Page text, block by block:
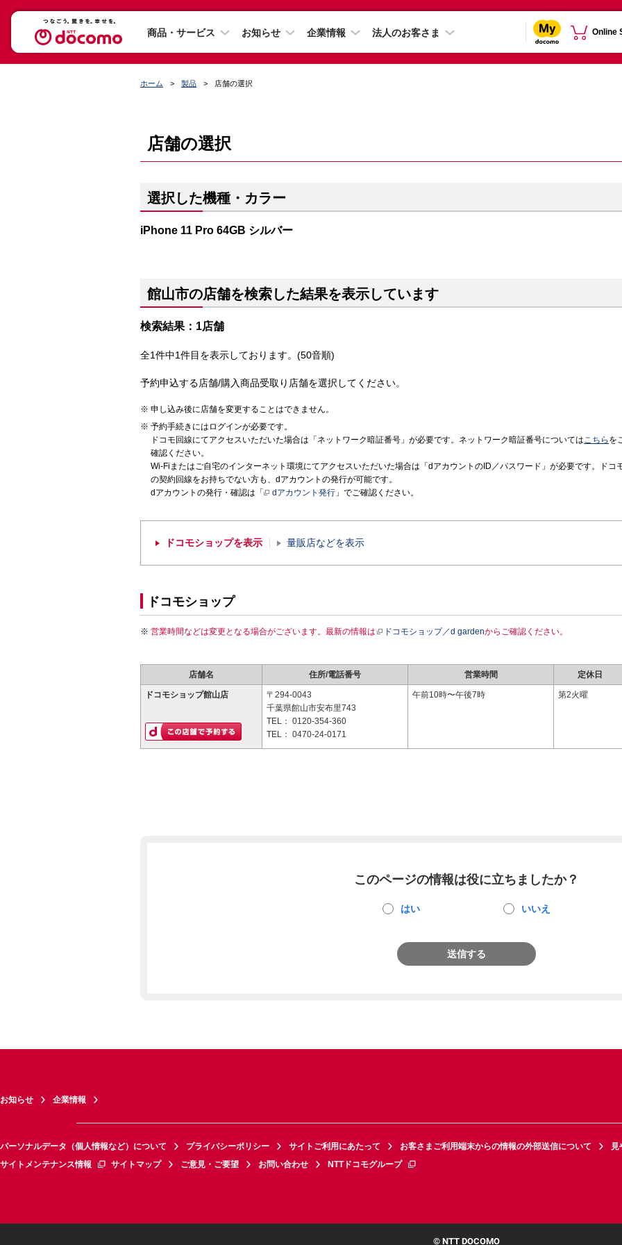
商品・サービス お知らせ 企業情報 法人のお客さま Online
ホーム 製品 店舗の選択
店舗の選択
選択した機種・カラー
iPhone 11 Pro 64GB シルバー
館山市の店舗を検索した結果を表示しています
検索結果：1店舗
全1件中1件目を表示しております。(50音順)
予約申込する店舗/購入商品受取り店舗を選択してください。
申し込み後に店舗を変更することはできません。
予約手続きにはログインが必要です。
ドコモ回線にてアクセスいただいた場合は「ネットワーク暗証番号」が必要です。ネットワーク暗証番号についてはこちら を
確認ください。
Wi-Fiまたはご自宅のインターネット環境にてアクセスいただいた場合は「dアカウントのID／パスワード」が必要です。ドコ
の契約回線をお持ちでない方も、dアカウントの発行が可能です。
dアカウントの発行・確認は「
dアカウント発行 」でご確認ください。
ドコモショップを表示 量販店などを表示
ドコモショップ
営業時間などは変更となる場合がございます。最新の情報は ドコモショップ／d gardenからご確認ください。
店舗名 住所/電話番号 営業時間 定休日
ドコモショップ館山店
〒294-0043
千葉県館山市安布里743
TEL： 0120-354-360
TEL： 0470-24-0171
午前10時〜午後7時 第2火曜
このページの情報は役に立ちましたか？
はい いいえ
送信する
お知らせ 企業情報
パーソナルデータ（個人情報など）について プライバシーポリシー サイトご利用にあたって お客さまご利用端末からの情報の外部送信について
見
サイトメンテナンス情報
サイトマップ ご意見・ご要望 お問い合わせ NTTドコモグループ
© NTT DOCOMO